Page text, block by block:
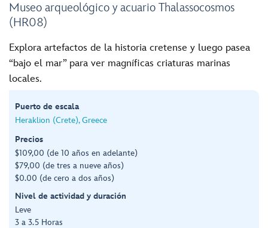
Museo arqueológico y acuario Thalassocosmos
(HR08)
Explora artefactos de la historia cretense y luego pasea
“bajo el mar” para ver magníficas criaturas marinas
locales.
Puerto de escala
Heraklion (Crete), Greece
Precios
$109,00 (de 10 años en adelante)
$79,00 (de tres a nueve años)
$0.00 (de cero a dos años)
Nivel de actividad y duración
Leve
3 a 3.5 Horas